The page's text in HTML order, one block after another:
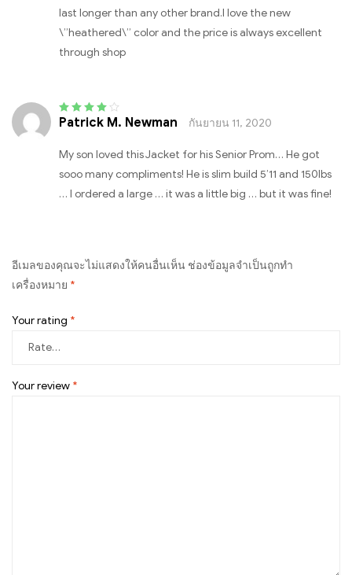
last longer than any other brand.I love the new
\”heathered\” color and the price is always excellent
through shop
Rated4out
Patrick M. Newman กันยายน 11, 2020
My son loved this Jacket for his Senior Prom… He got
sooo many compliments! He is slim build 5’11 and 150lbs
… I ordered a large … it was a little big … but it was fine!
อีเมลของคุณจะไม่แสดงให้คนอื่นเห็น ช่องข้อมูลจำเป็นถูกทำ
เครื่องหมาย *
Your rating *
Your review *